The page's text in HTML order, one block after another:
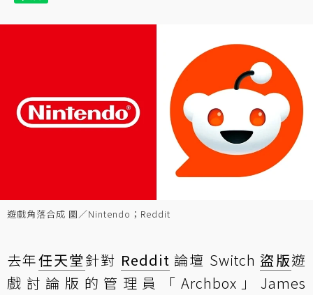
遊戲角落合成 圖／Nintendo；Reddit
去年任天堂針對 Reddit 論壇 Switch 盜版遊
戲討論版的管理員「Archbox」James